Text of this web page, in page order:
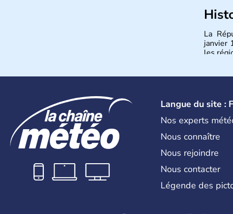
La
janvier
les
Langue du site :
Nos experts
Nous connaître
Nous rejoindre
Nous contacter
Légende des